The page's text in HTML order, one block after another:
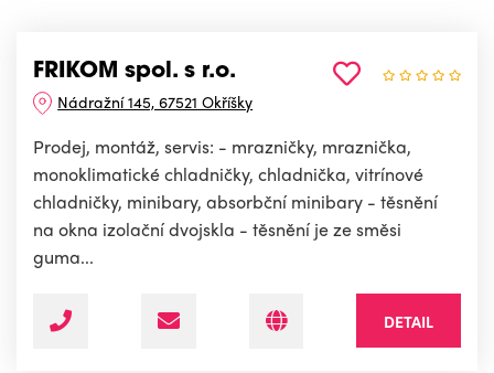
FRIKOM spol. s r.o.
Nádražní 145, 67521 Okříšky
Prodej, montáž, servis: - mrazničky, mraznička,
monoklimatické chladničky, chladnička, vitrínové
chladničky, minibary, absorbční minibary - těsnění
na okna izolační dvojskla - těsnění je ze směsi
guma...
DETAIL